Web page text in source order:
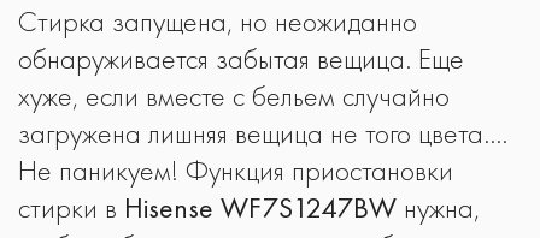
Стирка запущена, но неожиданно
обнаруживается забытая вещица. Еще
хуже, если вместе с бельем случайно
загружена лишняя вещица не того цвета….
Не паникуем! Функция приостановки
стирки в Hisense WF7S1247BW нужна,